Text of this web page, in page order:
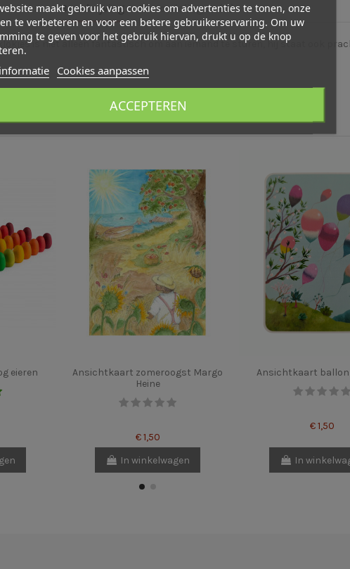
Beschrijving Beoordelingen (0)
is niet alleen fantastisch om aan iemand te sturen, hij staat ook
eieren
Ansichtkaart zomeroogst Margo
Heine
€ 1,50
In winkelwagen
Ansichtkaart
€ 1,50
In
maakt gebruik van cookies om advertenties te tonen, onze
te verbeteren en voor een betere gebruikerservaring. Om uw
te geven voor het gebruik hiervan, drukt u op de knop
Cookies aanpassen
ACCEPTEREN